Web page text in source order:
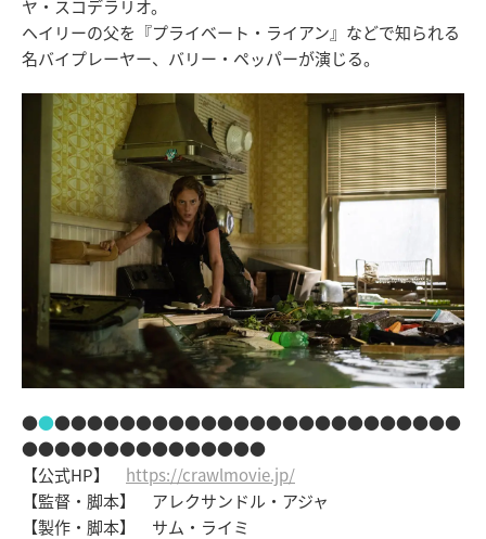
ヤ・スコデラリオ。
ヘイリーの父を『プライベート・ライアン』などで知られる
名バイプレーヤー、バリー・ペッパーが演じる。
●●●●●●●●●●●●●●●●●●●●●●●●●●●
●●●●●●●●●●●●●●●
【公式HP】 https://crawlmovie.jp/
【監督・脚本】 アレクサンドル・アジャ
【製作・脚本】 サム・ライミ